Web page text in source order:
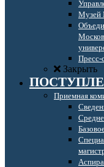
Закрыть
Приемная